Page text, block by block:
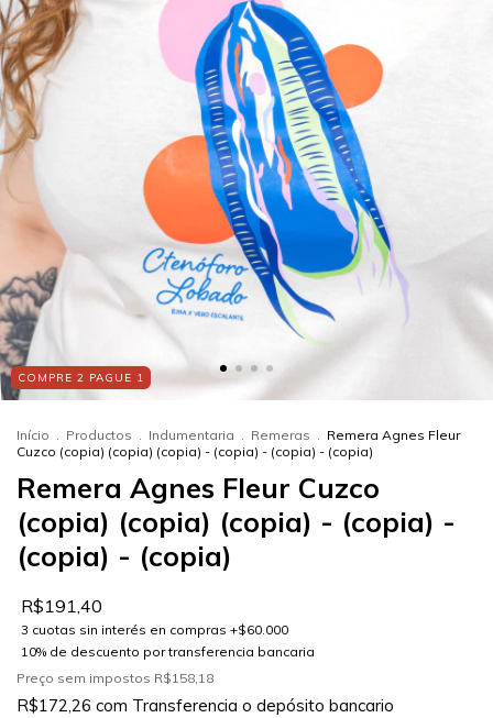
COMPRE 2 PAGUE 1
Início . Productos . Indumentaria . Remeras . Remera Agnes Fleur
Cuzco (copia) (copia) (copia) - (copia) - (copia) - (copia)
Remera Agnes Fleur Cuzco
(copia) (copia) (copia) - (copia) -
(copia) - (copia)
R$191,40
Preço sem impostos R$158,18
R$172,26 com Transferencia o depósito bancario